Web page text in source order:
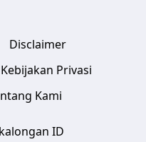
Disclaimer
Kebijakan Privasi
Kami
ID